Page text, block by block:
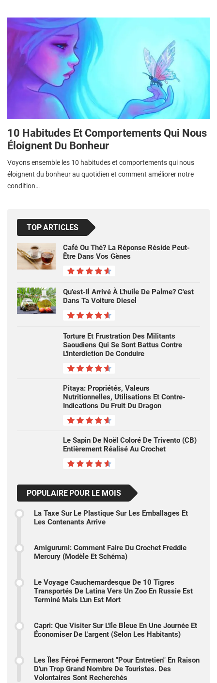
10 Habitudes Et Comportements Qui Nous
Éloignent Du Bonheur
Voyons ensemble les 10 habitudes et comportements qui nous
éloignent du bonheur au quotidien et comment améliorer notre
condition…
TOP ARTICLES
Café Ou Thé? La Réponse Réside Peut-
Être Dans Vos Gènes
Qu'est-Il Arrivé À L'huile De Palme? C'est
Dans Ta Voiture Diesel
Torture Et Frustration Des Militants
Saoudiens Qui Se Sont Battus Contre
L'interdiction De Conduire
Pitaya: Propriétés, Valeurs
Nutritionnelles, Utilisations Et Contre-
Indications Du Fruit Du Dragon
Le Sapin De Noël Coloré De Trivento (CB)
Entièrement Réalisé Au Crochet
POPULAIRE POUR LE MOIS
La Taxe Sur Le Plastique Sur Les Emballages Et
Les Contenants Arrive
Amigurumi: Comment Faire Du Crochet Freddie
Mercury (modèle Et Schéma)
Le Voyage Cauchemardesque De 10 Tigres
Transportés De Latina Vers Un Zoo En Russie Est
Terminé Mais L'un Est Mort
Capri: Que Visiter Sur L'île Bleue En Une Journée Et
Économiser De L'argent (selon Les Habitants)
Les Îles Féroé Fermeront "pour Entretien" En Raison
D'un Trop Grand Nombre De Touristes. Des
Volontaires Sont Recherchés